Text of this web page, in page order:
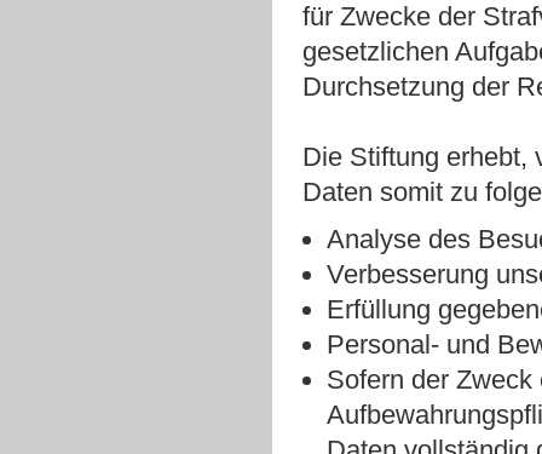
für Zwecke der
gesetzlichen
Durchsetzung der
Die Stiftung erhebt,
Daten somit zu
Analyse des
Verbesserung
Erfüllung
Personal- und
Sofern der